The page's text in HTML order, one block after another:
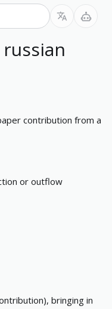
russian
contribution from a
or outflow
bringing in